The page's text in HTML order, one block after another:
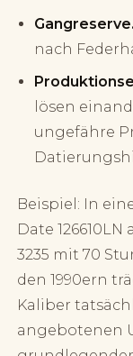
Gangreserve.
nach
lösen
ungefähre
Beispiel: In
Date
3235 mit 70
den 1990ern
Kaliber
angebotenen